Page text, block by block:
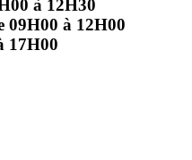
à 12H30
09H00 à 12H00
17H00